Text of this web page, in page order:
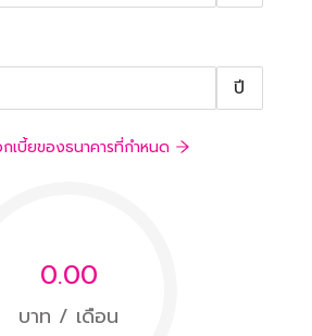
ปี
เบี้ยของธนาคารที่กำหนด
0.00
บาท / เดือน